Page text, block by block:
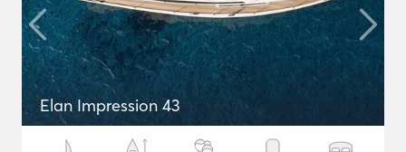
Elan Impression 43